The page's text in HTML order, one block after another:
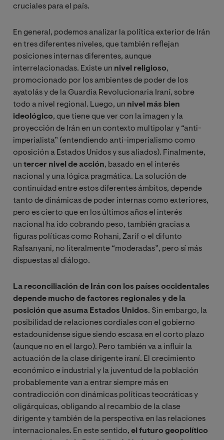
cruciales para el país.
En general, podemos analizar la política exterior de Irán
en tres diferentes niveles, que también reflejan
posiciones internas diferentes, aunque
interrelacionadas. Existe un nivel religioso,
promocionado por los ambientes de poder de los
ayatolás y de la Guardia Revolucionaria Iraní, sobre
todo a nivel regional. Luego, un nivel más bien
ideológico, que tiene que ver con la imagen y la
proyección de Irán en un contexto multipolar y “anti-
imperialista” (entendiendo anti-imperialismo como
oposición a Estados Unidos y sus aliados). Finalmente,
un tercer nivel de acción, basado en el interés
nacional y una lógica pragmática. La solución de
continuidad entre estos diferentes ámbitos, depende
tanto de dinámicas de poder internas como exteriores,
pero es cierto que en los últimos años el interés
nacional ha ido cobrando peso, también gracias a
figuras políticas como Rohani, Zarif o el difunto
Rafsanyani, no literalmente “moderadas”, pero sí más
dispuestas al diálogo.
La reconciliación de Irán con los países occidentales
depende mucho de factores regionales y de la
posición que asuma Estados Unidos. Sin embargo, la
posibilidad de relaciones cordiales con el gobierno
estadounidense sigue siendo escasa en el corto plazo
(aunque no en el largo). Pero también va a influir la
actuación de la clase dirigente iraní. El crecimiento
económico e industrial y la juventud de la población
probablemente van a entrar siempre más en
contradicción con dinámicas políticas teocráticas y
oligárquicas, obligando al recambio de la clase
dirigente y también de la perspectiva en las relaciones
internacionales. En este sentido, el futuro geopolítico